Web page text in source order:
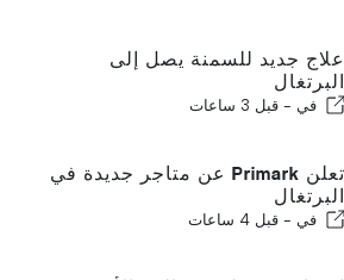
علاج جديد للسمنة يصل إلى
البرتغال
في - قبل 3 ساعات
تعلن Primark عن متاجر جديدة في
البرتغال
في - قبل 4 ساعات